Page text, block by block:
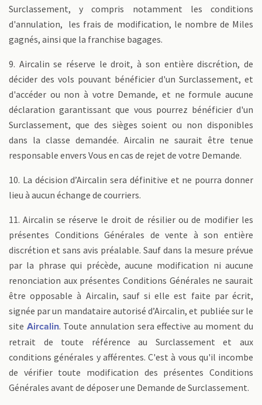
Surclassement, y compris notamment les conditions
d'annulation, les frais de modification, le nombre de Miles
gagnés, ainsi que la franchise bagages.
9. Aircalin se réserve le droit, à son entière discrétion, de
décider des vols pouvant bénéficier d'un Surclassement, et
d'accéder ou non à votre Demande, et ne formule aucune
déclaration garantissant que vous pourrez bénéficier d'un
Surclassement, que des sièges soient ou non disponibles
dans la classe demandée. Aircalin ne saurait être tenue
responsable envers Vous en cas de rejet de votre Demande.
10. La décision d’Aircalin sera définitive et ne pourra donner
lieu à aucun échange de courriers.
11. Aircalin se réserve le droit de résilier ou de modifier les
présentes Conditions Générales de vente à son entière
discrétion et sans avis préalable. Sauf dans la mesure prévue
par la phrase qui précède, aucune modification ni aucune
renonciation aux présentes Conditions Générales ne saurait
être opposable à Aircalin, sauf si elle est faite par écrit,
signée par un mandataire autorisé d’Aircalin, et publiée sur le
site Aircalin. Toute annulation sera effective au moment du
retrait de toute référence au Surclassement et aux
conditions générales y afférentes. C'est à vous qu'il incombe
de vérifier toute modification des présentes Conditions
Générales avant de déposer une Demande de Surclassement.